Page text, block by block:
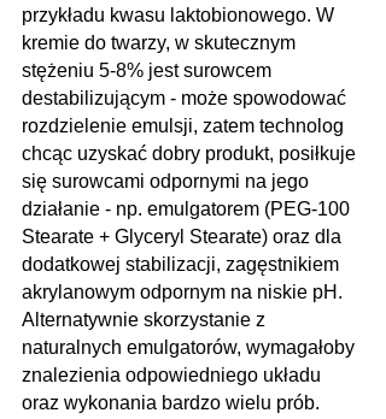
przykładu kwasu laktobionowego. W
kremie do twarzy, w skutecznym
stężeniu 5-8% jest surowcem
destabilizującym - może spowodować
rozdzielenie emulsji, zatem technolog
chcąc uzyskać dobry produkt, posiłkuje
się surowcami odpornymi na jego
działanie - np. emulgatorem (PEG-100
Stearate + Glyceryl Stearate) oraz dla
dodatkowej stabilizacji, zagęstnikiem
akrylanowym odpornym na niskie pH.
Alternatywnie skorzystanie z
naturalnych emulgatorów, wymagałoby
znalezienia odpowiedniego układu
oraz wykonania bardzo wielu prób.